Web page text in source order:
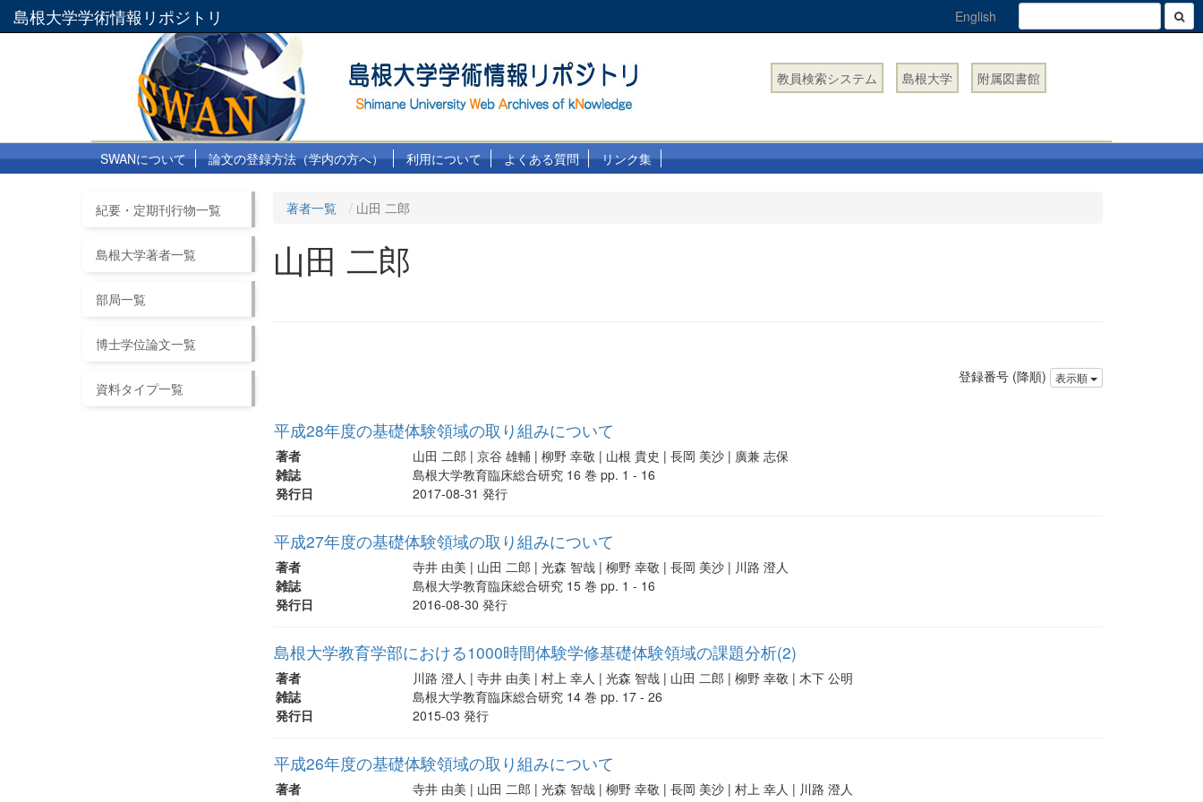
島根大学学術情報リポジトリ English
教員検索システム 島根大学 附属図書館
SWANについて 論文の登録方法（学内の方へ） 利用について よくある質問 リンク集
紀要・定期刊行物一覧
島根大学著者一覧
部局一覧
博士学位論文一覧
資料タイプ一覧
著者一覧 山田 二郎
山田 二郎
登録番号 (降順) 表示順
平成28年度の基礎体験領域の取り組みについて
著者
山田 二郎 | 京谷 雄輔 | 柳野 幸敬 | 山根 貴史 | 長岡 美沙 | 廣兼 志保
雑誌
島根大学教育臨床総合研究 16 巻 pp. 1 - 16
発行日
2017-08-31 発行
平成27年度の基礎体験領域の取り組みについて
著者
寺井 由美 | 山田 二郎 | 光森 智哉 | 柳野 幸敬 | 長岡 美沙 | 川路 澄人
雑誌
島根大学教育臨床総合研究 15 巻 pp. 1 - 16
発行日
2016-08-30 発行
島根大学教育学部における1000時間体験学修基礎体験領域の課題分析(2)
著者
川路 澄人 | 寺井 由美 | 村上 幸人 | 光森 智哉 | 山田 二郎 | 柳野 幸敬 | 木下 公明
雑誌
島根大学教育臨床総合研究 14 巻 pp. 17 - 26
発行日
2015-03 発行
平成26年度の基礎体験領域の取り組みについて
著者
寺井 由美 | 山田 二郎 | 光森 智哉 | 柳野 幸敬 | 長岡 美沙 | 村上 幸人 | 川路 澄人